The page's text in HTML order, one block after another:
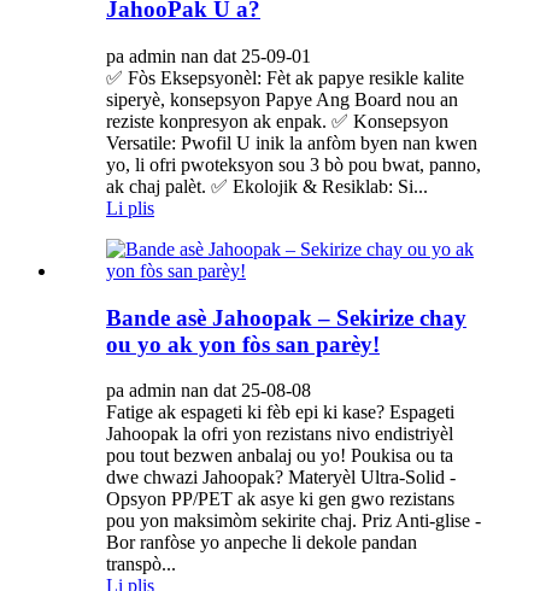
JahooPak U a?
pa admin nan dat 25-09-01
✅ Fòs Eksepsyonèl: Fèt ak papye resikle kalite
siperyè, konsepsyon Papye Ang Board nou an
reziste konpresyon ak enpak. ✅ Konsepsyon
Versatile: Pwofil U inik la anfòm byen nan kwen
yo, li ofri pwoteksyon sou 3 bò pou bwat, panno,
ak chaj palèt. ✅ Ekolojik & Resiklab: Si...
Li plis
Bande asè Jahoopak – Sekirize chay
ou yo ak yon fòs san parèy!
pa admin nan dat 25-08-08
Fatige ak espageti ki fèb epi ki kase? Espageti
Jahoopak la ofri yon rezistans nivo endistriyèl
pou tout bezwen anbalaj ou yo! Poukisa ou ta
dwe chwazi Jahoopak? Materyèl Ultra-Solid -
Opsyon PP/PET ak asye ki gen gwo rezistans
pou yon maksimòm sekirite chaj. Priz Anti-glise -
Bor ranfòse yo anpeche li dekole pandan
transpò...
Li plis